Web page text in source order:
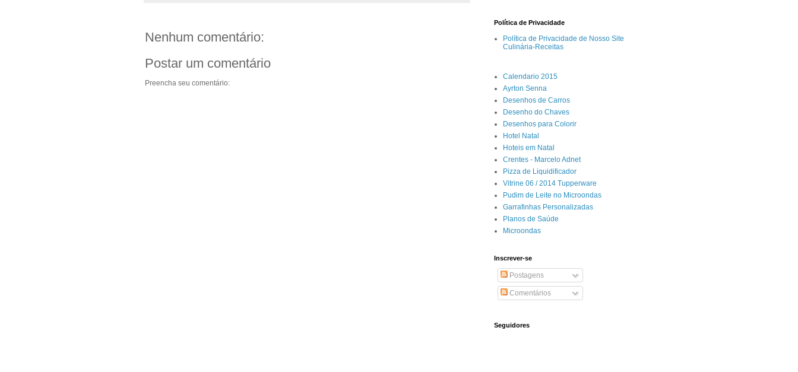
Nenhum comentário:
Postar um comentário
Preencha seu comentário:
Política de Privacidade
Política de Privacidade de Nosso Site
Culinária-Receitas
Calendario 2015
Ayrton Senna
Desenhos de Carros
Desenho do Chaves
Desenhos para Colorir
Hotel Natal
Hoteis em Natal
Crentes - Marcelo Adnet
Pizza de Liquidificador
Vitrine 06 / 2014 Tupperware
Pudim de Leite no Microondas
Garrafinhas Personalizadas
Planos de Saúde
Microondas
Inscrever-se
Postagens
Comentários
Seguidores